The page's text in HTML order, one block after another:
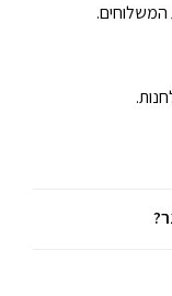
המשלוחים.